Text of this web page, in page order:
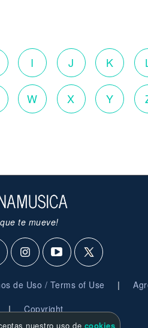
I J K
W X Y
te mueve!
de Uso / Terms of Use |
| Copyright
nuestro uso de cookies